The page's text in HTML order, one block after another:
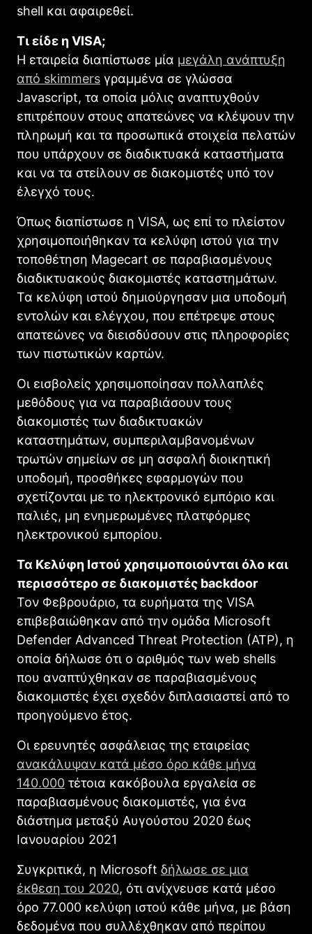
shell και αφαιρεθεί.
Τι είδε η VISA;
Η εταιρεία διαπίστωσε μία μεγάλη ανάπτυξη
από skimmers γραμμένα σε γλώσσα
Javascript, τα οποία μόλις αναπτυχθούν
επιτρέπουν στους απατεώνες να κλέψουν την
πληρωμή και τα προσωπικά στοιχεία πελατών
που υπάρχουν σε διαδικτυακά καταστήματα
και να τα στείλουν σε διακομιστές υπό τον
έλεγχό τους.
Όπως διαπίστωσε η VISA, ως επί το πλείστον
χρησιμοποιήθηκαν τα κελύφη ιστού για την
τοποθέτηση Magecart σε παραβιασμένους
διαδικτυακούς διακομιστές καταστημάτων.
Τα κελύφη ιστού δημιούργησαν μια υποδομή
εντολών και ελέγχου, που επέτρεψε στους
απατεώνες να διεισδύσουν στις πληροφορίες
των πιστωτικών καρτών.
Οι εισβολείς χρησιμοποίησαν πολλαπλές
μεθόδους για να παραβιάσουν τους
διακομιστές των διαδικτυακών
καταστημάτων, συμπεριλαμβανομένων
τρωτών σημείων σε μη ασφαλή διοικητική
υποδομή, προσθήκες εφαρμογών που
σχετίζονται με το ηλεκτρονικό εμπόριο και
παλιές, μη ενημερωμένες πλατφόρμες
ηλεκτρονικού εμπορίου.
Τα Κελύφη Ιστού χρησιμοποιούνται όλο και
περισσότερο σε διακομιστές backdoor
Τον Φεβρουάριο, τα ευρήματα της VISA
επιβεβαιώθηκαν από την ομάδα Microsoft
Defender Advanced Threat Protection (ATP), η
οποία δήλωσε ότι ο αριθμός των web shells
που αναπτύχθηκαν σε παραβιασμένους
διακομιστές έχει σχεδόν διπλασιαστεί από το
προηγούμενο έτος.
Οι ερευνητές ασφάλειας της εταιρείας
ανακάλυψαν κατά μέσο όρο κάθε μήνα
140.000 τέτοια κακόβουλα εργαλεία σε
παραβιασμένους διακομιστές, για ένα
διάστημα μεταξύ Αυγούστου 2020 έως
Ιανουαρίου 2021
Συγκριτικά, η Microsoft δήλωσε σε μια
έκθεση του 2020, ότι ανίχνευσε κατά μέσο
όρο 77.000 κελύφη ιστού κάθε μήνα, με βάση
δεδομένα που συλλέχθηκαν από περίπου